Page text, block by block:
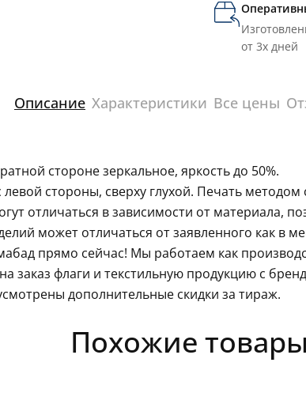
от 3х дней
Описание Характеристики Все цены
стороне зеркальное, яркость до 50%.
стороны, сверху глухой. Печать
отличаться в зависимости от материала,
может отличаться от заявленного как в
прямо сейчас! Мы работаем как
заказ флаги и текстильную продукцию с
дополнительные скидки за тираж.
Похожие товары